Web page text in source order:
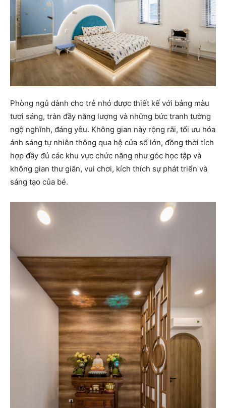
Phòng ngủ dành cho trẻ nhỏ được thiết kế với bảng màu
tươi sáng, tràn đầy năng lượng và những bức tranh tường
ngộ nghĩnh, đáng yêu. Không gian này rộng rãi, tối ưu hóa
ánh sáng tự nhiên thông qua hệ cửa sổ lớn, đồng thời tích
hợp đầy đủ các khu vực chức năng như góc học tập và
không gian thư giãn, vui chơi, kích thích sự phát triển và
sáng tạo của bé.